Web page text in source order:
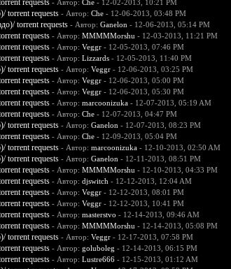
requests - Автор: Che- 12-02-2013, 10:21 PM
torrent requests - Автор: Che- 12-06-2013, 03:48 PM
torrent requests - Автор: Ganelon - 12-06-2013, 05:14 PM
requests - Автор: MMMMMorshu - 12-03-2013, 11:21 PM
requests - Автор: Veggr- 12-05-2013, 07:46 PM
requests - Автор: Lizzards- 12-05-2013, 11:40 PM
torrent requests - Автор: Veggr- 12-06-2013, 03:25 PM
requests - Автор: Veggr- 12-06-2013, 05:00 PM
requests - Автор: Veggr- 12-06-2013, 05:30 PM
requests - Автор: marcoonizuka- 12-07-2013, 05:19 AM
requests - Автор: Che- 12-07-2013, 04:47 PM
torrent requests - Автор: Ganelon - 12-07-2013, 08:23 PM
requests - Автор: Che- 12-09-2013, 05:04 PM
torrent requests - Автор: marcoonizuka- 12-10-2013, 02:50 AM
torrent requests - Автор: Ganelon - 12-11-2013, 08:51 PM
requests - Автор: MMMMMorshu - 12-10-2013, 04:33 PM
requests - Автор: djswitch - 12-12-2013, 12:04 AM
requests - Автор: Veggr- 12-12-2013, 08:01 PM
requests - Автор: Veggr- 12-12-2013, 10:41 PM
requests - Автор: masterstvo - 12-14-2013, 09:46 AM
requests - Автор: MMMMMorshu - 12-14-2013, 05:08 PM
torrent requests - Автор: Veggr- 12-17-2013, 07:58 PM
requests - Автор: goluboleg - 12-14-2013, 06:15 PM
requests - Автор: Lustre666- 12-15-2013, 01:12 AM